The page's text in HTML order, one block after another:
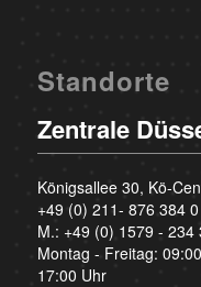
Standorte
Zentrale
Königsallee 30, Kö-
+49 (0) 211- 876 384 0
M.: +49 (0) 1579 - 234
Montag - Freitag:
17:00 Uhr